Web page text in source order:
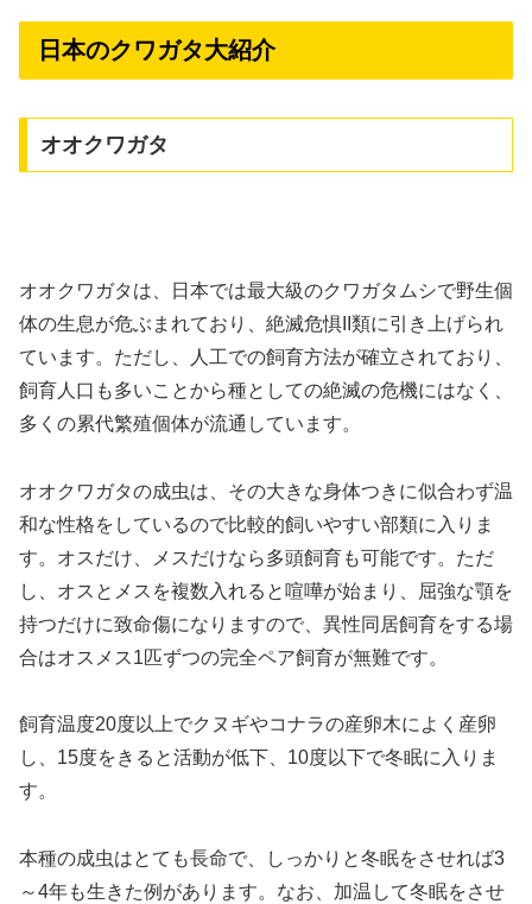
日本のクワガタ大紹介
オオクワガタ
オオクワガタは、日本では最大級のクワガタムシで野生個
体の生息が危ぶまれており、絶滅危惧II類に引き上げられ
ています。ただし、人工での飼育方法が確立されており、
飼育人口も多いことから種としての絶滅の危機にはなく、
多くの累代繁殖個体が流通しています。
オオクワガタの成虫は、その大きな身体つきに似合わず温
和な性格をしているので比較的飼いやすい部類に入りま
す。オスだけ、メスだけなら多頭飼育も可能です。ただ
し、オスとメスを複数入れると喧嘩が始まり、屈強な顎を
持つだけに致命傷になりますので、異性同居飼育をする場
合はオスメス1匹ずつの完全ペア飼育が無難です。
飼育温度20度以上でクヌギやコナラの産卵木によく産卵
し、15度をきると活動が低下、10度以下で冬眠に入りま
す。
本種の成虫はとても長命で、しっかりと冬眠をさせれば3
～4年も生きた例があります。なお、加温して冬眠をさせ